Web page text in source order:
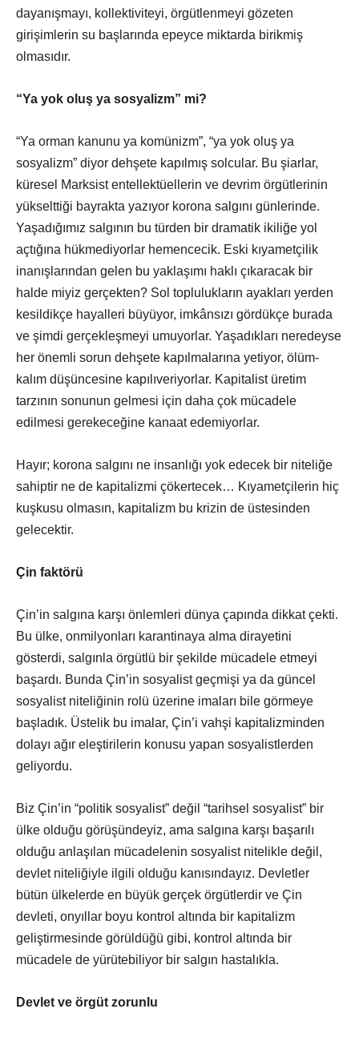
dayanışmayı, kollektiviteyi, örgütlenmeyi gözeten
girişimlerin su başlarında epeyce miktarda birikmiş
olmasıdır.
“Ya yok oluş ya sosyalizm” mi?
“Ya orman kanunu ya komünizm”, “ya yok oluş ya
sosyalizm” diyor dehşete kapılmış solcular. Bu şiarlar,
küresel Marksist entellektüellerin ve devrim örgütlerinin
yükselttiği bayrakta yazıyor korona salgını günlerinde.
Yaşadığımız salgının bu türden bir dramatik ikiliğe yol
açtığına hükmediyorlar hemencecik. Eski kıyametçilik
inanışlarından gelen bu yaklaşımı haklı çıkaracak bir
halde miyiz gerçekten? Sol toplulukların ayakları yerden
kesildikçe hayalleri büyüyor, imkânsızı gördükçe burada
ve şimdi gerçekleşmeyi umuyorlar. Yaşadıkları neredeyse
her önemli sorun dehşete kapılmalarına yetiyor, ölüm-
kalım düşüncesine kapılıveriyorlar. Kapitalist üretim
tarzının sonunun gelmesi için daha çok mücadele
edilmesi gerekeceğine kanaat edemiyorlar.
Hayır; korona salgını ne insanlığı yok edecek bir niteliğe
sahiptir ne de kapitalizmi çökertecek… Kıyametçilerin hiç
kuşkusu olmasın, kapitalizm bu krizin de üstesinden
gelecektir.
Çin faktörü
Çin’in salgına karşı önlemleri dünya çapında dikkat çekti.
Bu ülke, onmilyonları karantinaya alma dirayetini
gösterdi, salgınla örgütlü bir şekilde mücadele etmeyi
başardı. Bunda Çin’in sosyalist geçmişi ya da güncel
sosyalist niteliğinin rolü üzerine imaları bile görmeye
başladık. Üstelik bu imalar, Çin’i vahşi kapitalizminden
dolayı ağır eleştirilerin konusu yapan sosyalistlerden
geliyordu.
Biz Çin’in “politik sosyalist” değil “tarihsel sosyalist” bir
ülke olduğu görüşündeyiz, ama salgına karşı başarılı
olduğu anlaşılan mücadelenin sosyalist nitelikle değil,
devlet niteliğiyle ilgili olduğu kanısındayız. Devletler
bütün ülkelerde en büyük gerçek örgütlerdir ve Çin
devleti, onyıllar boyu kontrol altında bir kapitalizm
geliştirmesinde görüldüğü gibi, kontrol altında bir
mücadele de yürütebiliyor bir salgın hastalıkla.
Devlet ve örgüt zorunlu